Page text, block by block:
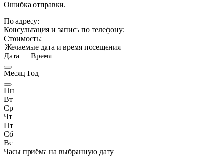
Ошибка отправки.
По адресу:
Консультация и запись по телефону:
Стоимость:
Желаемые дата и время посещения
Дата — Время
Месяц Год
Пн
Вт
Ср
Чт
Пт
Сб
Вс
Часы приёма на выбранную дату